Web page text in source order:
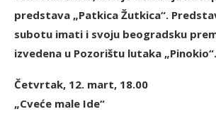
predstava „Patkica Žutkica“.
subotu imati i svoju beogradsku
izvedena u Pozorištu lutaka „Pinokio“.
Četvrtak, 12. mart, 18.00
„Cveće male Ide“